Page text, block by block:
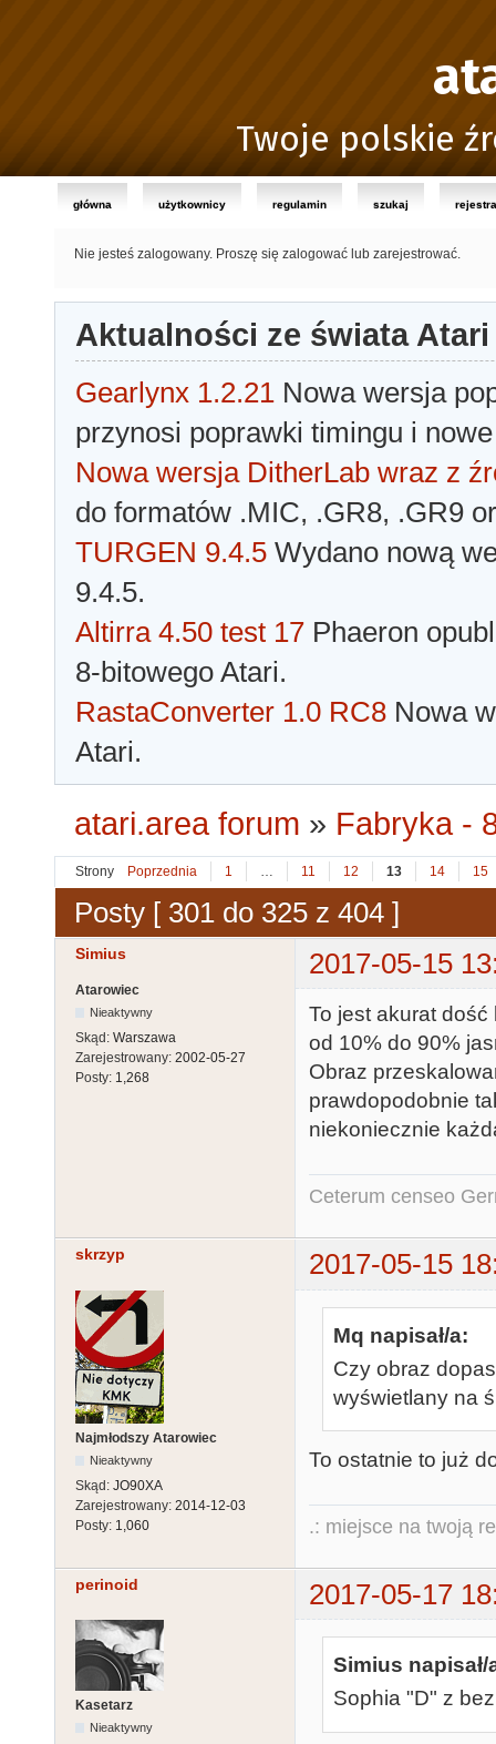
Twoje polskie
główna użytkownicy regulamin szukaj
Nie jesteś zalogowany. Proszę się zalogować lub zarejestrować.
Aktualności ze świata Atari
Gearlynx 1.2.21 Nowa wersja
przynosi poprawki timingu i
Nowa wersja DitherLab wraz z
do formatów .MIC, .GR8, .GR9
TURGEN 9.4.5 Wydano nową
9.4.5.
Altirra 4.50 test 17 Phaeron
8-bitowego Atari.
RastaConverter 1.0 RC8 Nowa
Atari.
atari.area forum » Fabryka -
Strony Poprzednia 1 … 11 12 13 14 15
Posty [ 301 do 325 z 404 ]
Simius 2017-05-15
Atarowiec
Nieaktywny
Skąd: Warszawa
Zarejestrowany: 2002-05-27
Posty: 1,268
To jest akurat
od 10% do 90%
Obraz
prawdopodobnie
niekoniecznie
Ceterum censeo
skrzyp 2017-05-15
Najmłodszy Atarowiec
Nieaktywny
Skąd: JO90XA
Zarejestrowany: 2014-12-03
Posty: 1,060
Mq napisał/a:
Czy obraz
wyświetlany na
To ostatnie to już
.: miejsce na twoją
perinoid 2017-05-17
Kasetarz
Nieaktywny
Simius napisał/
Sophia "D" z